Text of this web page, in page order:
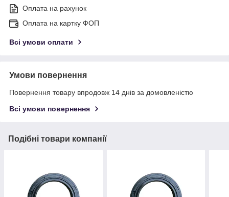
Оплата на рахунок
Оплата на картку ФОП
Всі умови оплати
Умови повернення
Повернення товару впродовж 14 днів за домовленістю
Всі умови повернення
Подібні товари компанії